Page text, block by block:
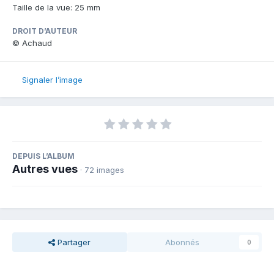
Taille de la vue: 25 mm
DROIT D’AUTEUR
© Achaud
Signaler l’image
DEPUIS L’ALBUM
Autres vues · 72 images
Partager Abonnés 0